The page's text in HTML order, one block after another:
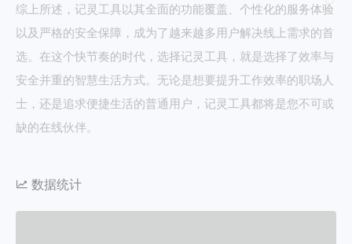
综上所述，记灵工具以其全面的功能覆盖、个性化的服务体验
以及严格的安全保障，成为了越来越多用户解决线上需求的首
选。在这个快节奏的时代，选择记灵工具，就是选择了效率与
安全并重的智慧生活方式。无论是想要提升工作效率的职场人
士，还是追求便捷生活的普通用户，记灵工具都将是您不可或
缺的在线伙伴。
数据统计